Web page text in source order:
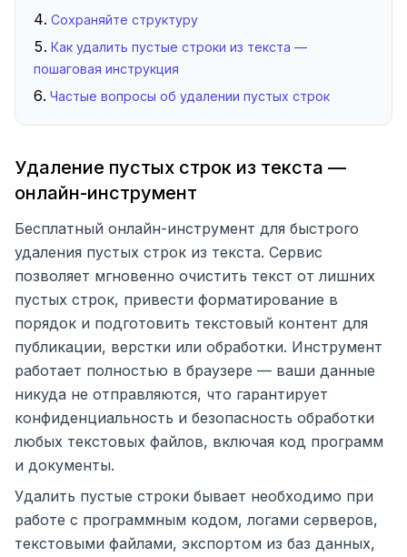
Сохраняйте структуру
Как удалить пустые строки из текста —
пошаговая инструкция
Частые вопросы об удалении пустых строк
Удаление пустых строк из текста —
онлайн-инструмент
Бесплатный онлайн-инструмент для быстрого
удаления пустых строк из текста. Сервис
позволяет мгновенно очистить текст от лишних
пустых строк, привести форматирование в
порядок и подготовить текстовый контент для
публикации, верстки или обработки. Инструмент
работает полностью в браузере — ваши данные
никуда не отправляются, что гарантирует
конфиденциальность и безопасность обработки
любых текстовых файлов, включая код программ
и документы.
Удалить пустые строки бывает необходимо при
работе с программным кодом, логами серверов,
текстовыми файлами, экспортом из баз данных,